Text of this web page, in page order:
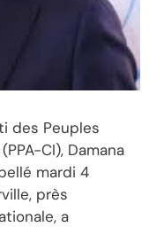
des Peuples
CI), Damana
mardi 4
près
a